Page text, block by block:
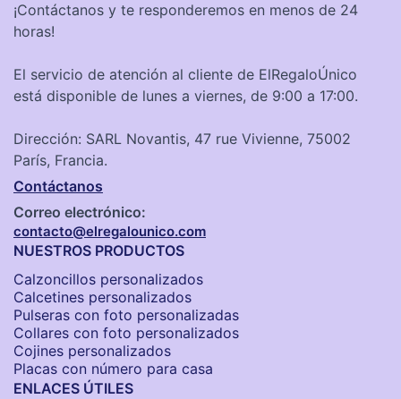
¡Contáctanos y te responderemos en menos de 24
horas!
El servicio de atención al cliente de ElRegaloÚnico
está disponible de lunes a viernes, de 9:00 a 17:00.
Dirección: SARL Novantis, 47 rue Vivienne, 75002
París, Francia.
Contáctanos
Correo electrónico:
contacto@elregalounico.com
NUESTROS PRODUCTOS
Calzoncillos personalizados​
Calcetines personalizados
Pulseras con foto personalizadas
Collares con foto personalizados
Cojines personalizados
Placas con número para casa
ENLACES ÚTILES